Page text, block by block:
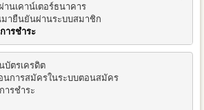
นเคาน์เตอร์ธนาคาร
ารชำระ
นบัตรเครดิต
นการสมัครในระบบตอนสมัคร
รชำระ